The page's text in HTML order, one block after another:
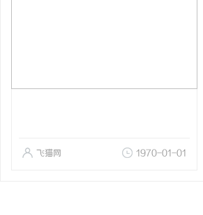
飞猫网 1970-01-01